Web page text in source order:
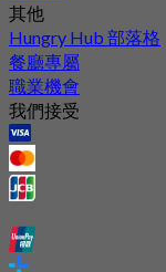
其他
Hungry Hub 部落格
餐廳專屬
職業機會
我們接受